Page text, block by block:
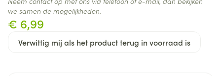
€ 6,99
Verwittig mij als het product terug in voorraad is
we samen de mogelijkheden.